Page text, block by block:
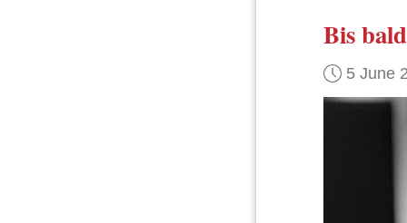
Bis bald
5 June